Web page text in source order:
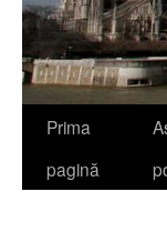
Prima
pagină